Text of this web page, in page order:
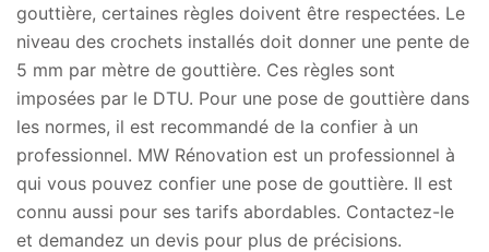
gouttière, certaines règles doivent être respectées. Le
niveau des crochets installés doit donner une pente de
5 mm par mètre de gouttière. Ces règles sont
imposées par le DTU. Pour une pose de gouttière dans
les normes, il est recommandé de la confier à un
professionnel. MW Rénovation est un professionnel à
qui vous pouvez confier une pose de gouttière. Il est
connu aussi pour ses tarifs abordables. Contactez-le
et demandez un devis pour plus de précisions.